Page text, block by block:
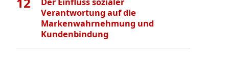
Der Einfluss sozialer
Verantwortung auf die
Markenwahrnehmung und
Kundenbindung